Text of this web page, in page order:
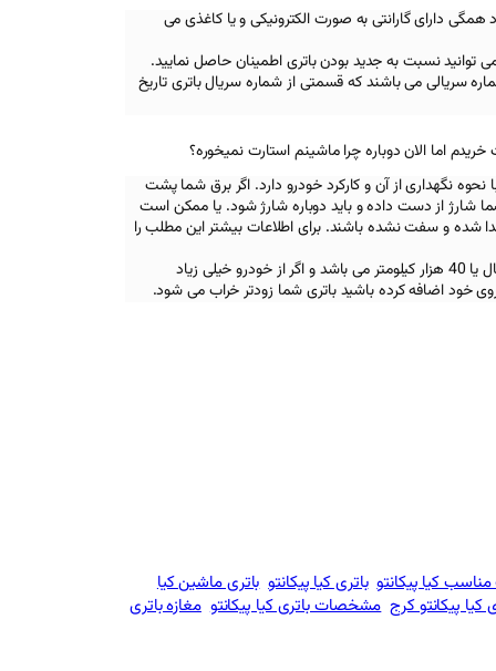
همگی دارای گارانتی به صورت الکترونیکی و یا کاغذی می
می توانید نسبت به جدید بودن باتری اطمینان حاصل نمایید.
سریالی می باشند که قسمتی از شماره سریال باتری تاریخ
اما الان دوباره چرا ماشینم استارت نمیخوره؟
نگهداری از آن و کارکرد خودرو دارد. اگر برق شما پشت
شما شارژ از دست داده و باید دوباره شارژ شود. یا ممکن است
شده و سفت نشده باشند. برای اطلاعات بیشتر این مطلب را
همچنین عمر مفید یک باتری دو سال یا 40 هزار کیلومتر می باشد و اگر از خودرو خیلی زیاد
خود اضافه کرده باشید باتری شما زودتر خراب می شود.
کیا پیکانتو باتری کیا پیکانتو باتری ماشین کیا
پیکانتو کرج مشخصات باتری کیا پیکانتو مغازه باتری